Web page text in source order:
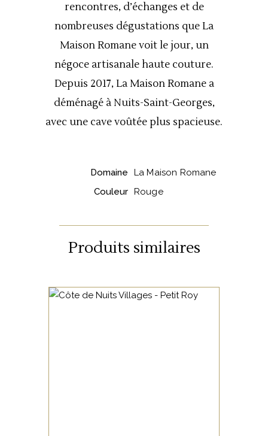
rencontres, d’échanges et de
nombreuses dégustations que La
Maison Romane voit le jour, un
négoce artisanale haute couture.
Depuis 2017, La Maison Romane a
déménagé à Nuits-Saint-Georges,
avec une cave voûtée plus spacieuse.
Domaine
La Maison Romane
Couleur Rouge
Produits similaires